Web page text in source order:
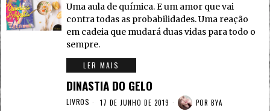
Uma aula de química. E um amor que vai
contra todas as probabilidades. Uma reação
em cadeia que mudará duas vidas para todo o
sempre.
LER MAIS
DINASTIA DO GELO
LIVROS 17 DE JUNHO DE 2019 POR BYA